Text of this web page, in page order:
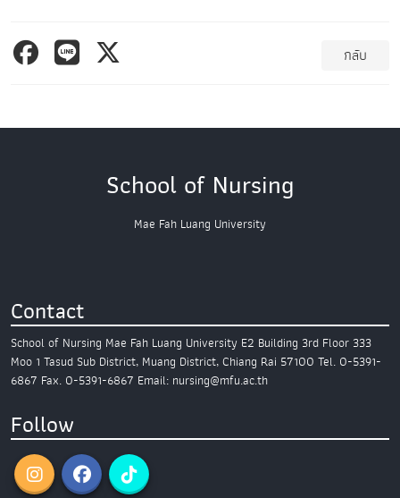
กลับ
School of Nursing
Mae Fah Luang University
Contact
School of Nursing Mae Fah Luang University E2 Building 3rd Floor 333
Moo 1 Tasud Sub District, Muang District, Chiang Rai 57100 Tel. 0-5391-
6867 Fax. 0-5391-6867 Email: nursing@mfu.ac.th
Follow